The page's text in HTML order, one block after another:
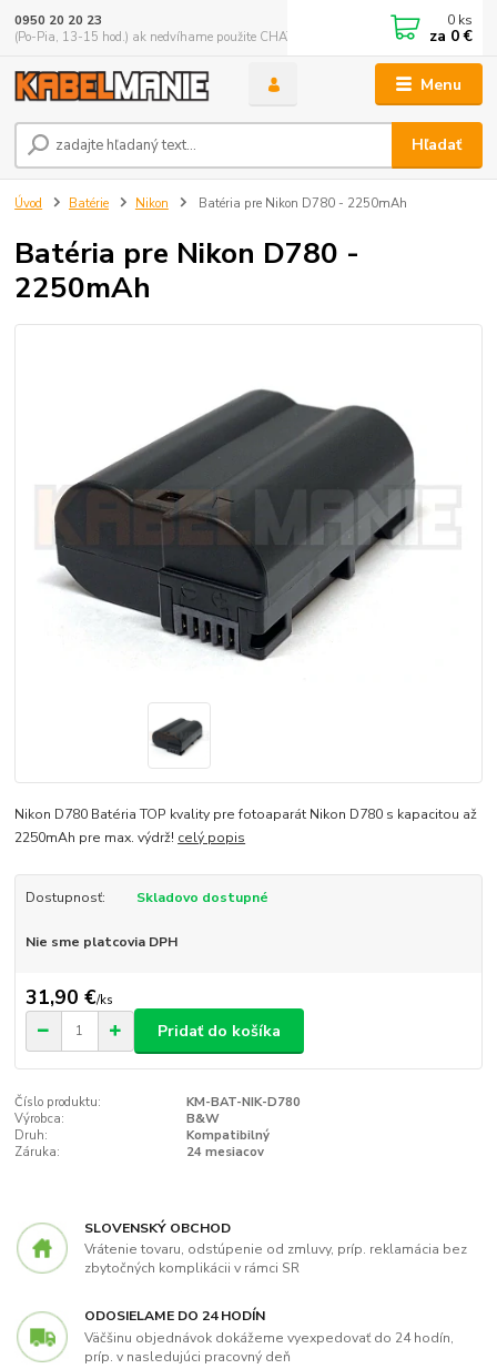
Menu
Hľadať
0950 20 20 23
(Po-Pia, 13-15 hod.) ak nedvíhame použite CHATBOX
0 ks
za 0 €
Úvod Batérie Nikon Batéria pre Nikon D780 - 2250mAh
Batéria pre Nikon D780 -
2250mAh
Nikon D780 Batéria TOP kvality pre fotoaparát Nikon D780 s kapacitou až
2250mAh pre max. výdrž! celý popis
Dostupnosť: Skladovo dostupné
Nie sme platcovia DPH
31,90 €/ks
Pridať do košíka
Číslo produktu:
KM-BAT-NIK-D780
Výrobca:
B&W
Druh:
Kompatibilný
Záruka:
24 mesiacov
SLOVENSKÝ OBCHOD
Vrátenie tovaru, odstúpenie od zmluvy, príp. reklamácia bez
zbytočných komplikácii v rámci SR
ODOSIELAME DO 24 HODÍN
Väčšinu objednávok dokážeme vyexpedovať do 24 hodín,
príp. v nasledujúci pracovný deň